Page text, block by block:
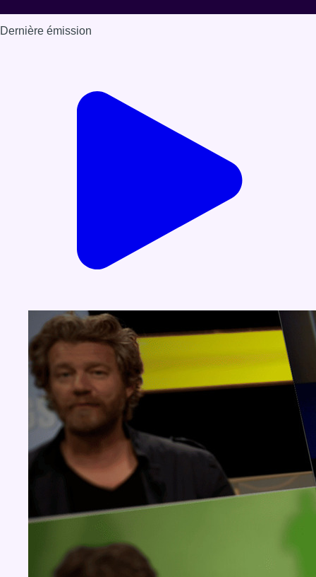
Dernière émission